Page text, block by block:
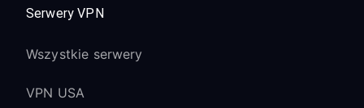
Serwery VPN
Wszystkie serwery
VPN USA